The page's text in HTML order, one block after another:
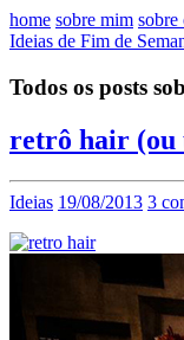
home sobre mim sobre
Ideias de Fim de
Todos os posts
retrô hair (ou
Ideias 19/08/2013 3